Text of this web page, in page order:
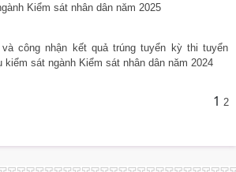
Kiểm sát nhân dân năm 2025
công nhận kết quả trúng tuyển kỳ thi tuyển
kiểm sát ngành Kiểm sát nhân dân năm 2024
1 2